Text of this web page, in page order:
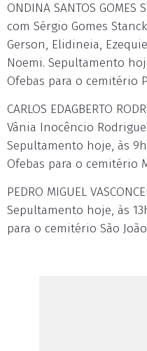
ONDINA SANTOS GOMES
com Sérgio Gomes
Gerson, Elidineia,
Noemi. Sepultamento
Ofebas para o cemitério
CARLOS EDAGBERTO
Vânia Inocêncio
Sepultamento hoje, às
Ofebas para o cemitério
PEDRO MIGUEL
Sepultamento hoje, às
para o cemitério São